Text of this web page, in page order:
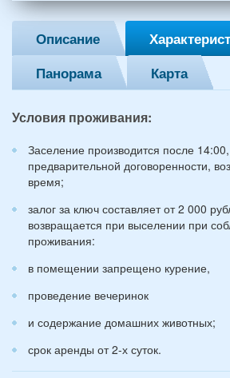
и
2
детей
(возраст
и
лет):
Описание
Панорама
Карта
Условия проживания:
Заселение производится после
предварительной договоренности,
время;
залог за ключ составляет от 2 000
возвращается при выселении при
проживания:
в помещении запрещено курение,
проведение вечеринок
и содержание домашних животных;
срок аренды от 2-х суток.